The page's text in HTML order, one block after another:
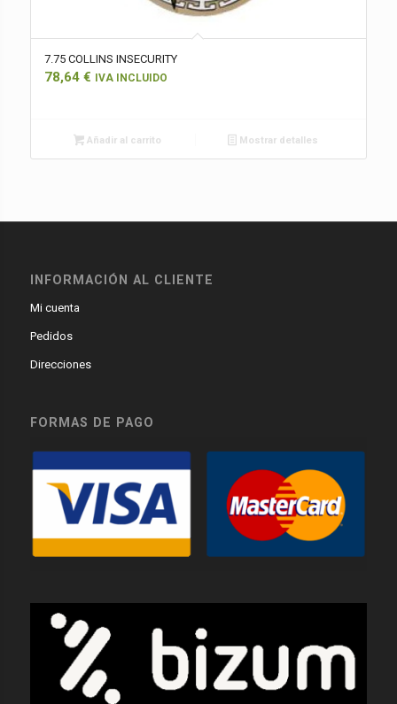
7.75 COLLINS INSECURITY
78,64 € IVA INCLUIDO
Añadir al carrito Mostrar detalles
INFORMACIÓN AL CLIENTE
Mi cuenta
Pedidos
Direcciones
FORMAS DE PAGO